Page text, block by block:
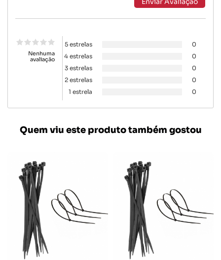
Nenhuma
avaliação
5 estrelas
0
4 estrelas
0
3 estrelas
0
2 estrelas
0
1 estrela
0
Quem viu este produto também gostou